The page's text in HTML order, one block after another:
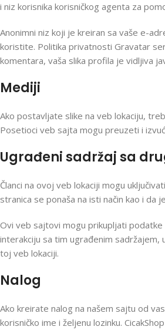
i niz korisnika korisničkog agenta za
Anonimni niz koji je kreiran sa vaše e-
koristite. Politika privatnosti Gravatar
komentara, vaša slika profila je vidljiva
Mediji
Ako postavljate slike na veb lokaciju,
Posetioci veb sajta mogu preuzeti i
Ugrađeni sadržaj sa
Članci na ovoj veb lokaciji mogu
stranica se ponaša na isti način kao i da
Ovi veb sajtovi mogu prikupljati
interakciju sa tim ugrađenim sadržajem,
toj veb lokaciji.
Nalog
Ako kreirate nalog na našem sajtu od
korisničko ime i željenu lozinku.